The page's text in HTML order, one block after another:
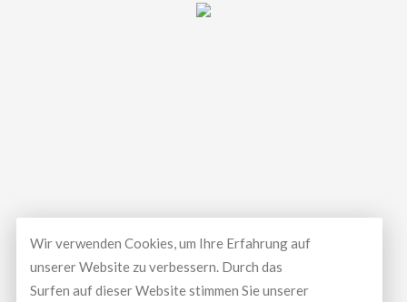
Wir verwenden Cookies, um Ihre Erfahrung auf
unserer Website zu verbessern. Durch das
Surfen auf dieser Website stimmen Sie unserer